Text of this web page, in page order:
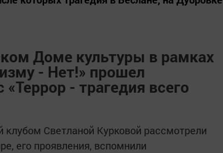
Доме культуры в рамках
- Нет!» прошел
- трагедия всего
Светланой Курковой рассмотрели
его проявления, вспомнили